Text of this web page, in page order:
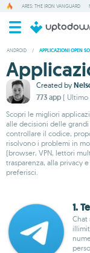
ARES: THE IRON VANGUARD
ANDROID / APPLICAZIONI OPEN
Created by
773 app ( Ultimo
Scopri le migliori
alle decisioni delle
controllare il codice,
risolvono i problemi in
(browser, VPN, lettori
trasparenza, alla privacy
preferisci.
1.
Chat